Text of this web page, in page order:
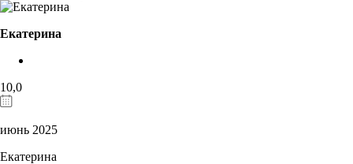
Екатерина
10,0
июнь 2025
Екатерина